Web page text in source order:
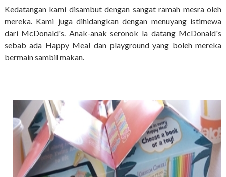
Kedatangan kami disambut dengan sangat ramah mesra oleh
mereka. Kami juga dihidangkan dengan menuyang istimewa
dari McDonald's. Anak-anak seronok la datang McDonald's
sebab ada Happy Meal dan playground yang boleh mereka
bermain sambil makan.